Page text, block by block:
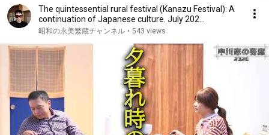
The quintessential rural festival (Kanazu Festival): A
continuation of Japanese culture. July 202...
昭和の永美繁蔵チャンネル • 543 views